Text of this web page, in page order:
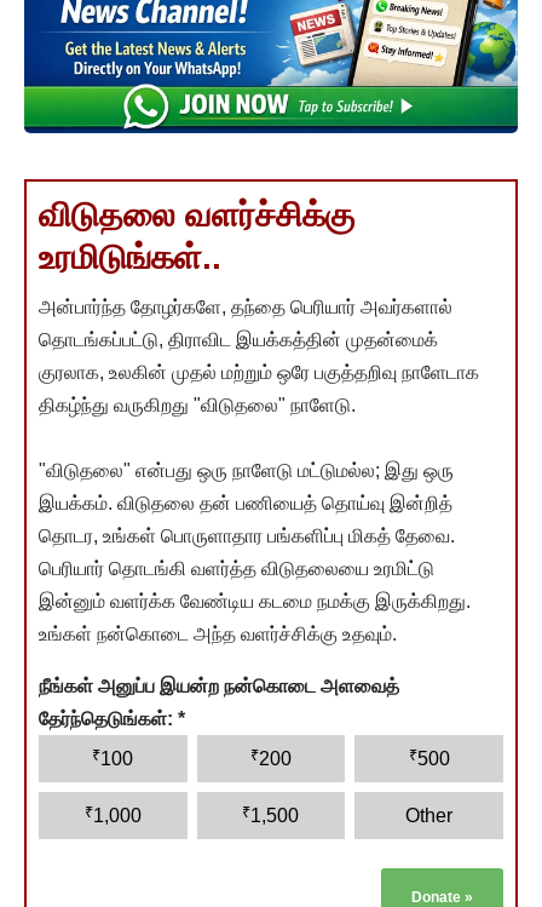
விடுதலை வளர்ச்சிக்கு
உரமிடுங்கள்..
அன்பார்ந்த தோழர்களே, தந்தை பெரியார் அவர்களால்
தொடங்கப்பட்டு, திராவிட இயக்கத்தின் முதன்மைக்
குரலாக, உலகின் முதல் மற்றும் ஒரே பகுத்தறிவு நாளேடாக
திகழ்ந்து வருகிறது "விடுதலை" நாளேடு.
"விடுதலை" என்பது ஒரு நாளேடு மட்டுமல்ல; இது ஒரு
இயக்கம். விடுதலை தன் பணியைத் தொய்வு இன்றித்
தொடர, உங்கள் பொருளாதார பங்களிப்பு மிகத் தேவை.
பெரியார் தொடங்கி வளர்த்த விடுதலையை உரமிட்டு
இன்னும் வளர்க்க வேண்டிய கடமை நமக்கு இருக்கிறது.
உங்கள் நன்கொடை அந்த வளர்ச்சிக்கு உதவும்.
நீங்கள் அனுப்ப இயன்ற நன்கொடை அளவைத்
தேர்ந்தெடுங்கள்: *
₹100 ₹200 ₹500
₹1,000 ₹1,500 Other
Donate »